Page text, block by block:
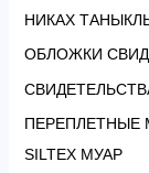
НИКАХ
ОБЛОЖКИ
ПЕРЕПЛЕТНЫЕ
SILTEX МУАР